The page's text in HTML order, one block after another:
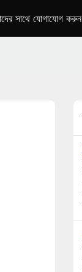
সাথে যোগাযোগ করুন